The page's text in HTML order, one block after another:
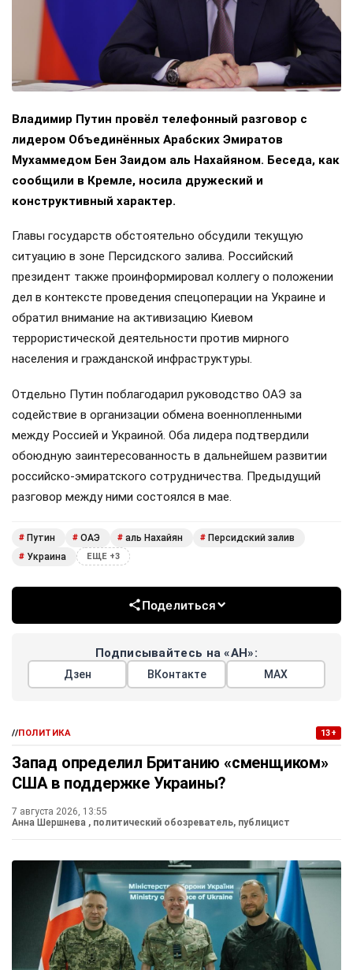
Владимир Путин провёл телефонный разговор с
лидером Объединённых Арабских Эмиратов
Мухаммедом Бен Заидом аль Нахайяном. Беседа, как
сообщили в Кремле, носила дружеский и
конструктивный характер.
Главы государств обстоятельно обсудили текущую
ситуацию в зоне Персидского залива. Российский
президент также проинформировал коллегу о положении
дел в контексте проведения спецоперации на Украине и
обратил внимание на активизацию Киевом
террористической деятельности против мирного
населения и гражданской инфраструктуры.
Отдельно Путин поблагодарил руководство ОАЭ за
содействие в организации обмена военнопленными
между Россией и Украиной. Оба лидера подтвердили
обоюдную заинтересованность в дальнейшем развитии
российско-эмиратского сотрудничества. Предыдущий
разговор между ними состоялся в мае.
# Путин # ОАЭ # аль Нахайян # Персидский залив
# Украина ЕЩЕ +3
Поделиться
Подписывайтесь на «АН»:
Дзен ВКонтакте МАХ
//ПОЛИТИКА 13+
Запад определил Британию «сменщиком»
США в поддержке Украины?
7 августа 2026, 13:55
Анна Шершнева , политический обозреватель, публицист